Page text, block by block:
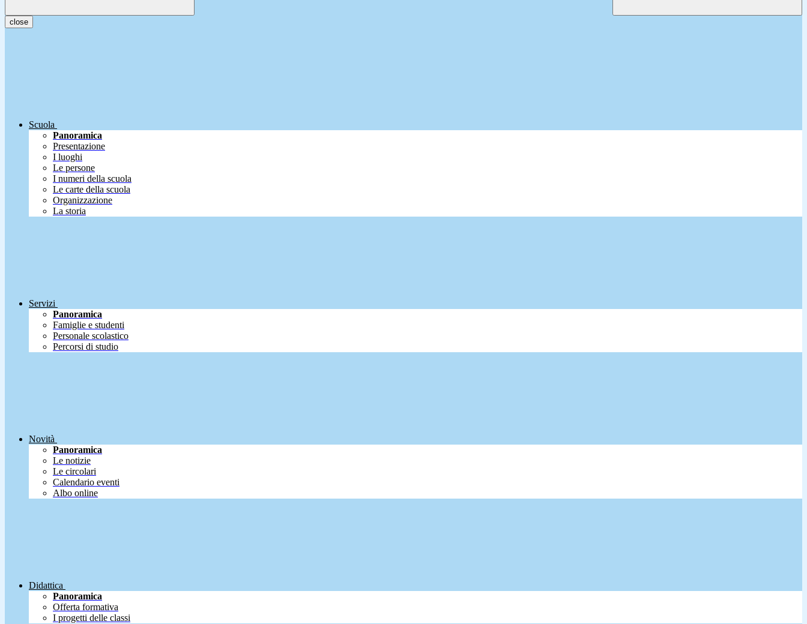
close
Scuola
Panoramica
Presentazione
I luoghi
Le persone
I numeri della scuola
Le carte della scuola
Organizzazione
La storia
Servizi
Panoramica
Famiglie e studenti
Personale scolastico
Percorsi di studio
Novità
Panoramica
Le notizie
Le circolari
Calendario eventi
Albo online
Didattica
Panoramica
Offerta formativa
I progetti delle classi